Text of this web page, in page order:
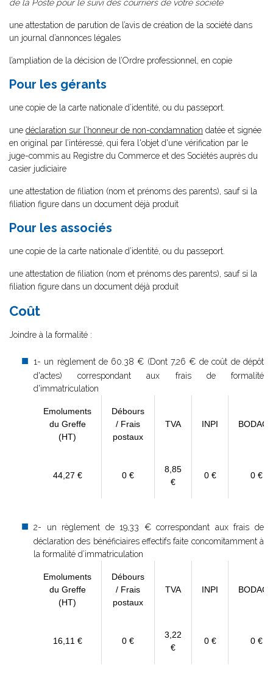
de la Poste pour le suivi des courriers de votre société
une attestation de parution de l’avis de création de la société dans
un journal d’annonces légales
l’ampliation de la décision de l’Ordre professionnel, en copie
Pour les gérants
une copie de la carte nationale d’identité, ou du passeport.
une déclaration sur l’honneur de non-condamnation datée et signée
en original par l’intéressé, qui fera l'objet d'une vérification par le
juge-commis au Registre du Commerce et des Sociétés auprès du
casier judiciaire
une attestation de filiation (nom et prénoms des parents), sauf si la
filiation figure dans un document déjà produit
Pour les associés
une copie de la carte nationale d’identité, ou du passeport.
une attestation de filiation (nom et prénoms des parents), sauf si la
filiation figure dans un document déjà produit
Coût
Joindre à la formalité :
1- un règlement de 60.38 € (Dont 7,26 € de coût de dépôt
d'actes) correspondant aux frais de formalité
d'immatriculation
Emoluments
du Greffe
(HT)
Débours
/ Frais
postaux
TVA INPI
44,27 € 0 €
8,85
€
0 € 0 €
2- un règlement de 19,33 € correspondant aux frais de
déclaration des bénéficiaires effectifs faite concomitamment à
la formalité d’immatriculation
Emoluments
du Greffe
(HT)
Débours
/ Frais
postaux
TVA INPI
16,11 € 0 €
3,22
€
0 € 0 €